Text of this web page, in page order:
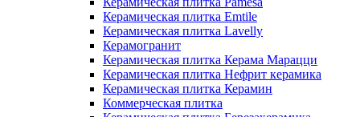
Керамическая плитка Emtile
Керамическая плитка Lavelly
Керамогранит
Керамическая плитка Керама Марацци
Керамическая плитка Нефрит керамика
Керамическая плитка Керамин
Коммерческая плитка